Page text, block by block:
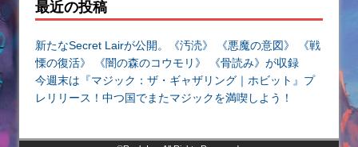
最近の投稿
新たなSecret Lairが公開。《汚涜》 《悪魔の意図》 《戦
慄の復活》 《闇の森のコウモリ》 《骨読み》が収録
今週末は『マジック：ザ・ギャザリング｜ホビット』プ
レリリース！中つ国でまたマジックを満喫しよう！